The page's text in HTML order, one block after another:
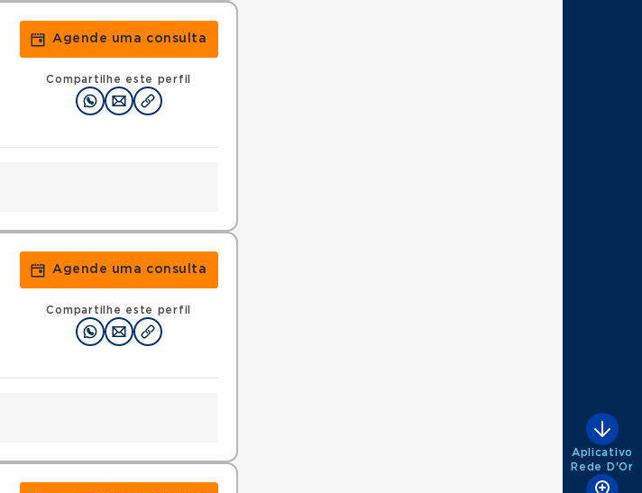
Agende uma consulta
Compartilhe este perfil
Agende uma consulta
Compartilhe este perfil
Aplicativo
Rede D'Or